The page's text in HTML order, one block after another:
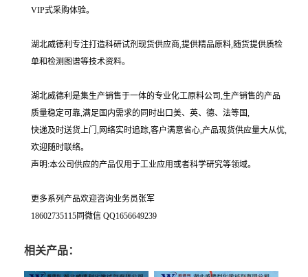
VIP式采购体验。
湖北威德利专注打造科研试剂现货供应商,提供精品原料,随货提供质检
单和检测图谱等技术资料。
湖北威德利是集生产销售于一体的专业化工原料公司,生产销售的产品
质量稳定可靠,满足国内需求的同时出口美、英、德、法等国,
快递及时送货上门,网络实时追踪,客户满意省心,产品现货供应量大从优,
欢迎随时联络。
声明:本公司供应的产品仅用于工业应用或者科学研究等领域。
更多系列产品欢迎咨询业务员张军
18602735115同微信 QQ1656649239
相关产品：